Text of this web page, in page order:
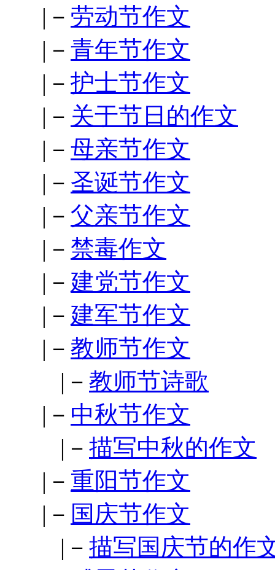
|－ 劳动节作文
|－ 青年节作文
|－ 护士节作文
|－ 关于节日的作文
|－ 母亲节作文
|－ 圣诞节作文
|－ 父亲节作文
|－ 禁毒作文
|－ 建党节作文
|－ 建军节作文
|－ 教师节作文
|－ 教师节诗歌
|－ 中秋节作文
|－ 描写中秋的作文
|－ 重阳节作文
|－ 国庆节作文
|－ 描写国庆节的作